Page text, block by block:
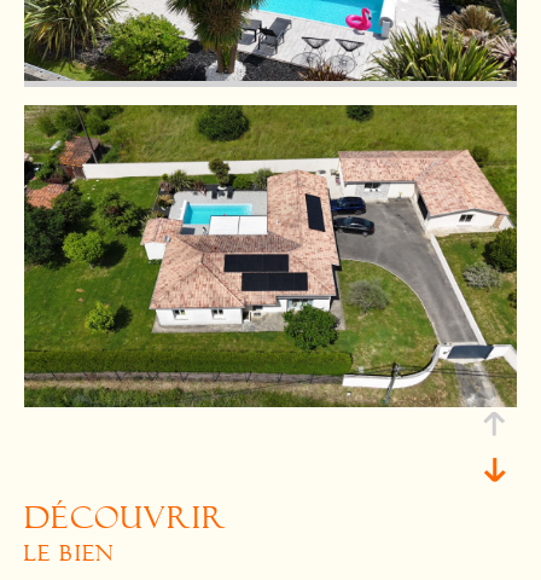
découvrir
le bien